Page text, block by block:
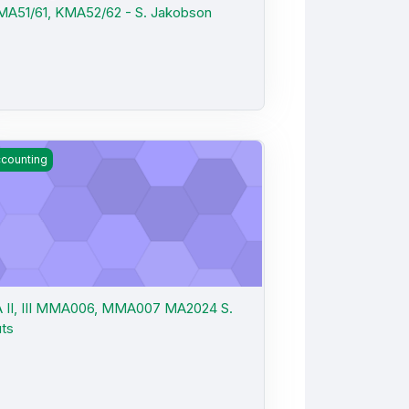
61, KMA52/62 - S. Jakobson
III MMA006, MMA007 MA2024 S. Luts
II, III MMA006, MMA007 MA2024 S.